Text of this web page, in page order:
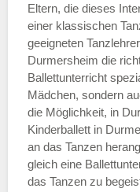
Freitag
Samstag
Eltern, die dieses
einer klassischen
geeigneten
Durmersheim die
Ballettunterricht
Mädchen, sondern
die Möglichkeit, in
Kinderballett in
an das Tanzen
gleich eine
das Tanzen zu